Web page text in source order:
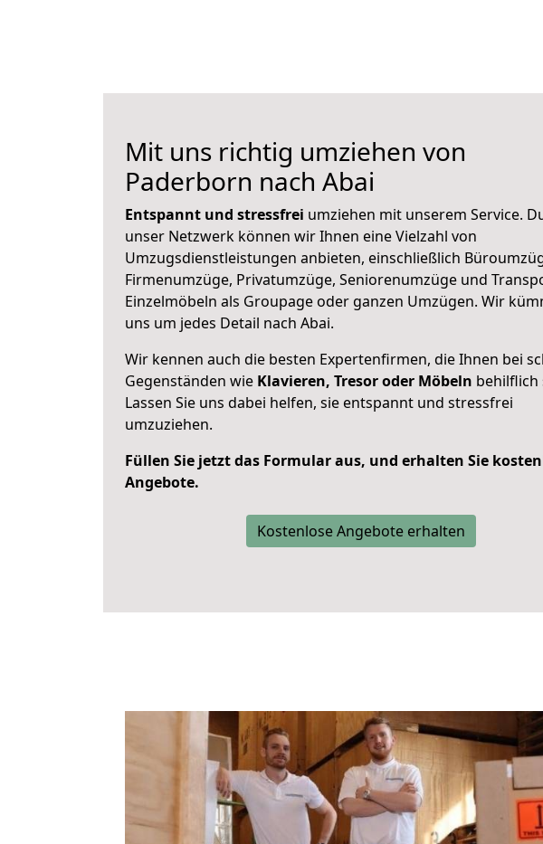
Mit uns richtig umziehen von
Paderborn nach Abai
Entspannt und stressfrei umziehen mit unserem Service.
unser Netzwerk können wir Ihnen eine Vielzahl von
Umzugsdienstleistungen anbieten, einschließlich
Firmenumzüge, Privatumzüge, Seniorenumzüge und
Einzelmöbeln als Groupage oder ganzen Umzügen. Wir
uns um jedes Detail nach Abai.
Wir kennen auch die besten Expertenfirmen, die Ihnen bei
Gegenständen wie Klavieren, Tresor oder Möbeln behilflich
Lassen Sie uns dabei helfen, sie entspannt und stressfrei
umzuziehen.
Füllen Sie jetzt das Formular aus, und erhalten Sie
Angebote.
Kostenlose Angebote erhalten